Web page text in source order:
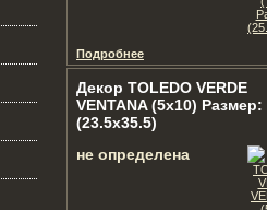
Подробнее
Декор TOLEDO VERDE
VENTANA (5х10) Размер:
(23.5x35.5)
не определена